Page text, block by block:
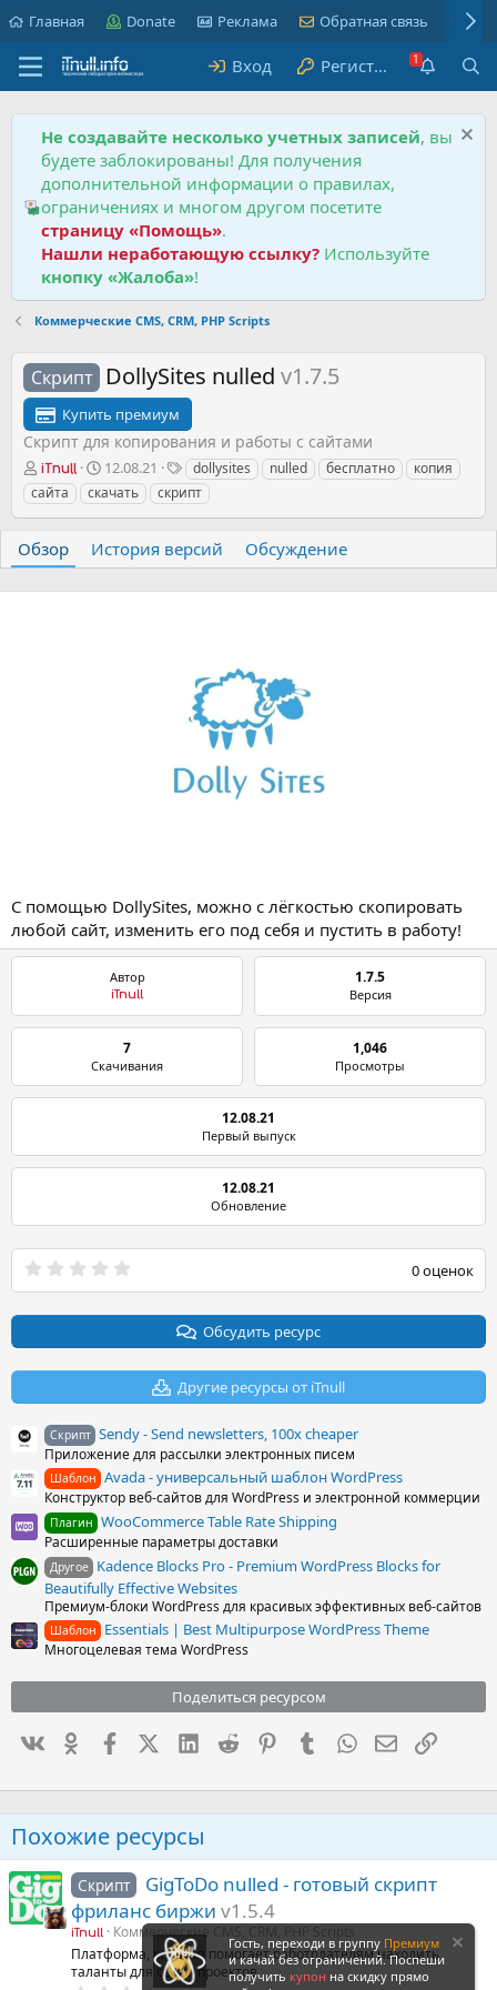
Главная Donate Реклама Обратная связь
Вход Регистрация
Не создавайте несколько учетных записей, вы
будете заблокированы! Для получения
дополнительной информации о правилах,
ограничениях и многом другом посетите
страницу «Помощь».
Нашли неработающую ссылку? Используйте
кнопку «Жалоба»!
Коммерческие CMS, CRM, PHP Scripts
Скрипт DollySites nulledv1.7.5
Купить премиум
Скрипт для копирования и работы с сайтами
А
в
т
р
iTnull
Д
а
т
с
о
12.08.21
Т
е
г
dollysites nulled бесплатно
копия
сайта
скачать скрипт
Обзор История версий Обсуждение
С помощью DollySites, можно с лёгкостью скопировать
любой сайт, изменить его под себя и пустить в работу!
Автор
iTnull
1.7.5
Версия
7
Скачивания
1,046
Просмотры
12.08.21
Первый выпуск
12.08.21
Обновление
0
0
в
з
0 оценок
Обсудить ресурс
Другие ресурсы от iTnull
Скрипт Sendy - Send newsletters, 100x cheaper
Приложение для рассылки электронных писем
Шаблон Avada - универсальный шаблон WordPress
Конструктор веб-сайтов для WordPress и электронной коммерции
Плагин WooCommerce Table Rate Shipping
Расширенные параметры доставки
Другое Kadence Blocks Pro - Premium WordPress Blocks for
Beautifully Effective Websites
Премиум-блоки WordPress для красивых эффективных веб-сайтов
Шаблон Essentials | Best Multipurpose WordPress Theme
Многоцелевая тема WordPress
Поделиться ресурсом
ВконтактеОдноклассники
FacebookX (Twitter)LinkedIn
Reddit PinterestTumblrWhatsAppСсылка
Похожие ресурсы
Скрипт
GigToDo nulled - готовый скрипт
фриланс биржи v1.5.4
iTnull
Коммерческие CMS, CRM, PHP Scripts
Платформа, которая помогает работодателям находить
таланты для своих проектов
Гость, переходи в группу Премиум
и качай без ограничений. Поспеши
получить купон на скидку прямо